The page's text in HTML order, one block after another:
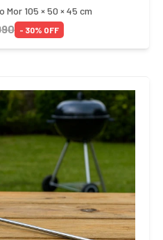
Mor 105 × 50 × 45 cm
30